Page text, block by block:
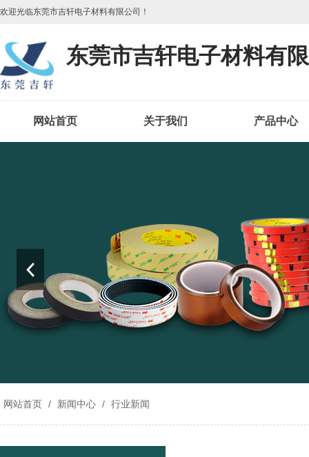
欢迎光临东莞市吉轩电子材料有限公司！
东莞市吉轩电子材料有
网站首页 关于我们 产品中心
网站首页 / 新闻中心 / 行业新闻